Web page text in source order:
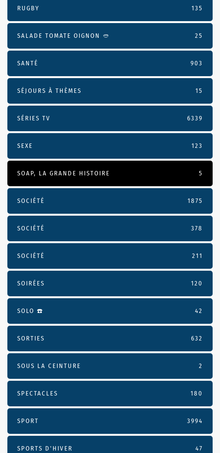
RUGBY 135
SALADE TOMATE OIGNON 🥙 25
SANTÉ 903
SÉJOURS À THÈMES 15
SÉRIES TV 6339
SEXE 123
SOAP, LA GRANDE HISTOIRE 5
SOCIÉTÉ 1875
SOCIÉTÉ 378
SOCIÉTÉ 211
SOIRÉES 120
SOLO ☎️ 42
SORTIES 632
SOUS LA CEINTURE 2
SPECTACLES 180
SPORT 3994
SPORTS D'HIVER 47